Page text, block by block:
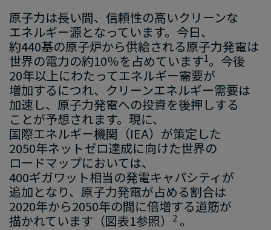
原子力は​長い間、​信頼性の​高い​クリーンな​
エネルギー源と​なっています。​今日、​
約440基の​原子炉から​供給される​原子力発電は​
世界の​電力の​約10％を​占めています1。 ​今後
20年以上に​わたって​エネルギー需要が​
増加するに​つれ、​クリーンエネルギー需要は​
加速し、​原子力発電への​投資を​後押しする​
ことが​予想されます。 ​現に、
国際エネルギー機関​（IEA） が​策定した
2050年ネットゼロ達成に​向けた​世界の​
ロードマップに​おいては、
400ギガワット相当の​発電キャパシティが​
追加と​なり、 ​原子力発電が​占める​割合は
2020年から​2050年の​間に​倍増する​道筋が​
描かれています ​（図表1参照） ​2 。